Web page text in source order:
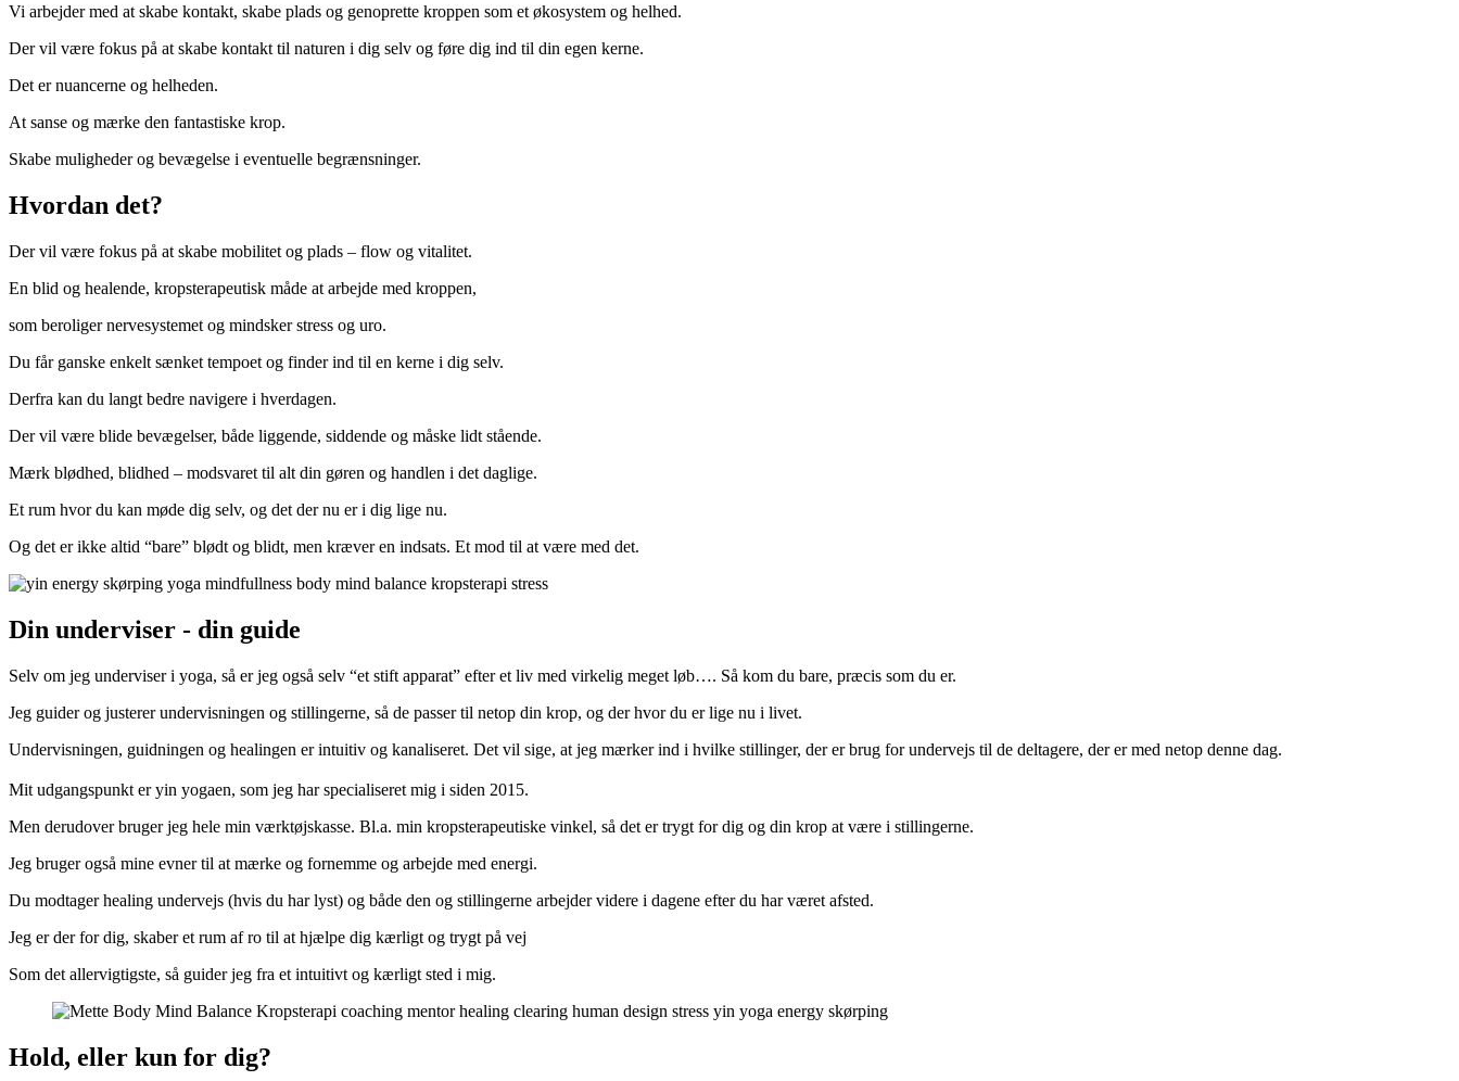
Vi arbejder med at skabe kontakt, skabe plads og genoprette kroppen som et økosystem og helhed.
Der vil være fokus på at skabe kontakt til naturen i dig selv og føre dig ind til din egen kerne.
Det er nuancerne og helheden.
At sanse og mærke den fantastiske krop.
Skabe muligheder og bevægelse i eventuelle begrænsninger.
Hvordan det?
Der vil være fokus på at skabe mobilitet og plads – flow og vitalitet.
En blid og healende, kropsterapeutisk måde at arbejde med kroppen,
som beroliger nervesystemet og mindsker stress og uro.
Du får ganske enkelt sænket tempoet og finder ind til en kerne i dig selv.
Derfra kan du langt bedre navigere i hverdagen.
Der vil være blide bevægelser, både liggende, siddende og måske lidt stående.
Mærk blødhed, blidhed – modsvaret til alt din gøren og handlen i det daglige.
Et rum hvor du kan møde dig selv, og det der nu er i dig lige nu.
Og det er ikke altid “bare” blødt og blidt, men kræver en indsats. Et mod til at være med det.
Din underviser - din guide
Selv om jeg underviser i yoga, så er jeg også selv “et stift apparat” efter et liv med virkelig meget løb…. Så kom du bare, præcis som du er.
Jeg guider og justerer undervisningen og stillingerne, så de passer til netop din krop, og der hvor du er lige nu i livet.
Undervisningen, guidningen og healingen er intuitiv og kanaliseret. Det vil sige, at jeg mærker ind i hvilke stillinger, der er brug for undervejs til de deltagere, der er med netop denne dag.
Mit udgangspunkt er yin yogaen, som jeg har specialiseret mig i siden 2015.
Men derudover bruger jeg hele min værktøjskasse. Bl.a. min kropsterapeutiske vinkel, så det er trygt for dig og din krop at være i stillingerne.
Jeg bruger også mine evner til at mærke og fornemme og arbejde med energi.
Du modtager healing undervejs (hvis du har lyst) og både den og stillingerne arbejder videre i dagene efter du har været afsted.
Jeg er der for dig, skaber et rum af ro til at hjælpe dig kærligt og trygt på vej
Som det allervigtigste, så guider jeg fra et intuitivt og kærligt sted i mig.
Hold, eller kun for dig?